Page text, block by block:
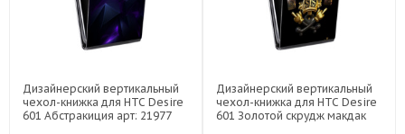
Дизайнерский вертикальный
чехол-книжка для HTC Desire
601 Абстракиция арт: 21977
Дизайнерский вертикальный
чехол-книжка для HTC Desire
601 Золотой скрудж макдак